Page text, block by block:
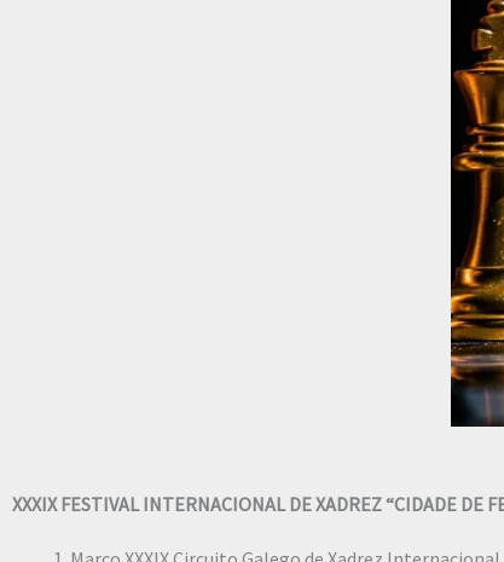
XXXIX FESTIVAL INTERNACIONAL DE XADREZ “CIDADE DE